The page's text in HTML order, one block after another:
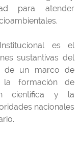
para atender
es el
sustantivas del
de un marco de
la formación de
científica y la
nacionales